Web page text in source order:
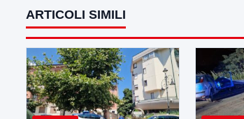
ARTICOLI SIMILI